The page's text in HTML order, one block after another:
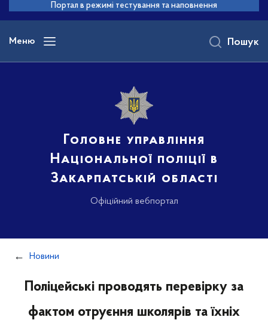
основного
вмісту
Портал в режимі тестування та наповнення
Меню
Головне управління
Національної поліції в
Закарпатській області
Офіційний вебпортал
Пошук
Новини
Поліцейські проводять перевірку за
фактом отруєння школярів та їхніх